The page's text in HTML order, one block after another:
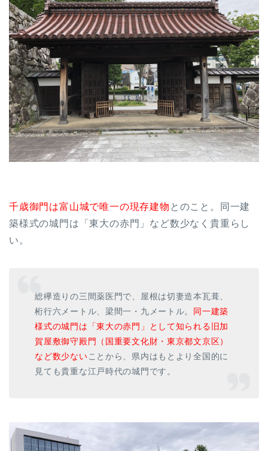
千歳御門は富山城で唯一の現存建物 とのこと。同一建
築様式の城門は「東大の赤門」など数少なく貴重らし
い。
総欅造りの三間薬医門で、屋根は切妻造本瓦葺、
桁行六メートル、梁間一・九メートル。 同一建築
様式の城門は「東大の赤門」として知られる旧加
賀屋敷御守殿門（国重要文化財・東京都文京区）
など数少ないことから、県内はもとより全国的に
見ても貴重な江戸時代の城門です。